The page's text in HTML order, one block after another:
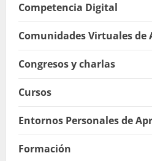
Competencia Digital
Comunidades Virtuales de
Congresos y charlas
Cursos
Entornos Personales de
Formación